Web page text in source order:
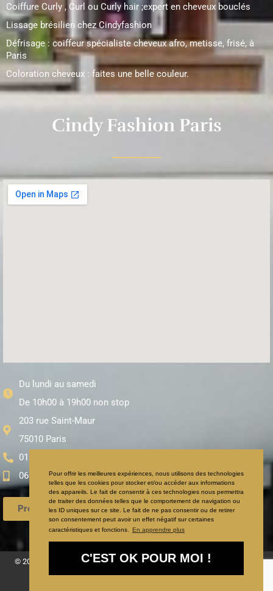
Pour offrir les meilleures expériences, nous utilisons des technologies
telles que les cookies pour stocker et/ou accéder aux informations
des appareils. Le fait de consentir à ces technologies nous permettra
de traiter des données telles que le comportement de navigation ou
les ID uniques sur ce site. Le fait de ne pas consentir ou de retirer
son consentement peut avoir un effet négatif sur certaines
caractéristiques et fonctions.
En apprendre plus
C'EST OK POUR MOI !
Coiffure Curly , Curl ou Curly hair ;expert en cheveux bouclés
Lissage brésilien chez Cindyfashion
Défrisage : coiffeur spécialiste cheveux afro, metisse, frisé, à
Paris
Coloration cheveux : faites une belle couleur.
Cindy Fashion Paris
Du lundi au samedi
De 10h00 à 19h00 non stop
203 rue Saint-Maur
75010 Paris
01 71 97 65 95
06 59 12 85 45
Prendre Rendez-vous
© 2025 Coiffeur visagiste afro antillais Paris : le meilleur choix pour vos